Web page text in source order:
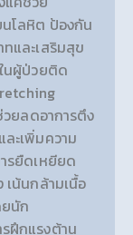
นโลหิต ป้องกัน
และเสริมสุข
นผู้ป่วยติด
ยลดอาการตึง
ะเพิ่มความ
รยืดเหยียด
เน้นกล้ามเนื้อ
ยนัก
ฝึกแรงต้าน